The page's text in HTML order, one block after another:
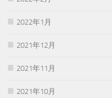
2022年1月
2021年12月
2021年11月
2021年10月